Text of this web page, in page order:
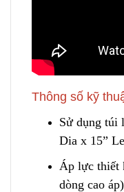
Thông số kỹ
Sử dụng túi
Dia x 15”
Áp lực thiết
dòng cao áp)